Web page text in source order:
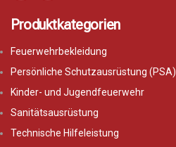
Produktkategorien
Feuerwehrbekleidung
Persönliche Schutzausrüstung (PSA)
Kinder- und Jugendfeuerwehr
Sanitätsausrüstung
Technische Hilfeleistung